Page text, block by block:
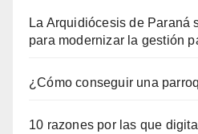
La Arquidiócesis de Paraná
para modernizar la gestión
¿Cómo conseguir una
10 razones por las que